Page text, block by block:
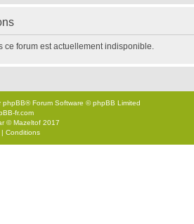
ce forum est actuellement indisponible.
phpBB® Forum Software © phpBB Limited
fr.com
©Mazeltof 2017
| Conditions